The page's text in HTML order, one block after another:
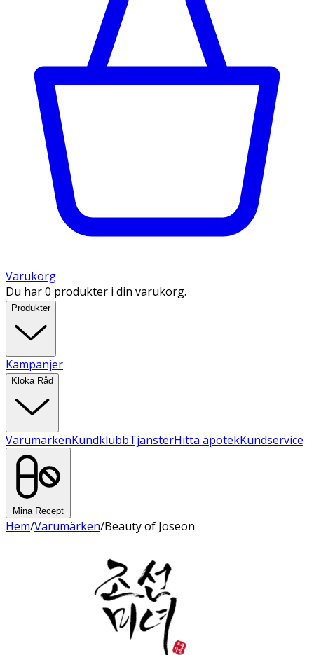
Varukorg
Du har 0 produkter i din varukorg.
Produkter
Kampanjer
Kloka Råd
VarumärkenKundklubbTjänsterHitta apotekKundservice
Mina Recept
Hem/Varumärken/Beauty of Joseon